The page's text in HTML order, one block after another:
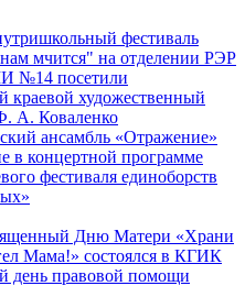
фестиваль
мчится" на отделении РЭР
№14 посетили
краевой художественный
А. Коваленко
ансамбль «Отражение»
в концертной программе
фестиваля единоборств
Дню Матери «Храни
Мама!» состоялся в КГИК
день правовой помощи